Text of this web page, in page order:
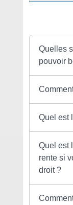
Quelles
pouvoir
Quel est
Quel est
rente si
droit ?